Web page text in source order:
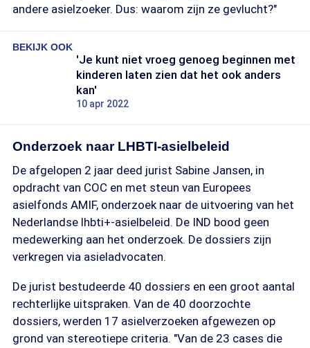
andere asielzoeker. Dus: waarom zijn ze gevlucht?"
BEKIJK OOK
'Je kunt niet vroeg genoeg beginnen met
kinderen laten zien dat het ook anders
kan'
10 apr 2022
Onderzoek naar LHBTI-asielbeleid
De afgelopen 2 jaar deed jurist Sabine Jansen, in
opdracht van COC en met steun van Europees
asielfonds AMIF, onderzoek naar de uitvoering van het
Nederlandse lhbti+-asielbeleid. De IND bood geen
medewerking aan het onderzoek. De dossiers zijn
verkregen via asieladvocaten.
De jurist bestudeerde 40 dossiers en een groot aantal
rechterlijke uitspraken. Van de 40 doorzochte
dossiers, werden 17 asielverzoeken afgewezen op
grond van stereotiepe criteria. "Van de 23 cases die